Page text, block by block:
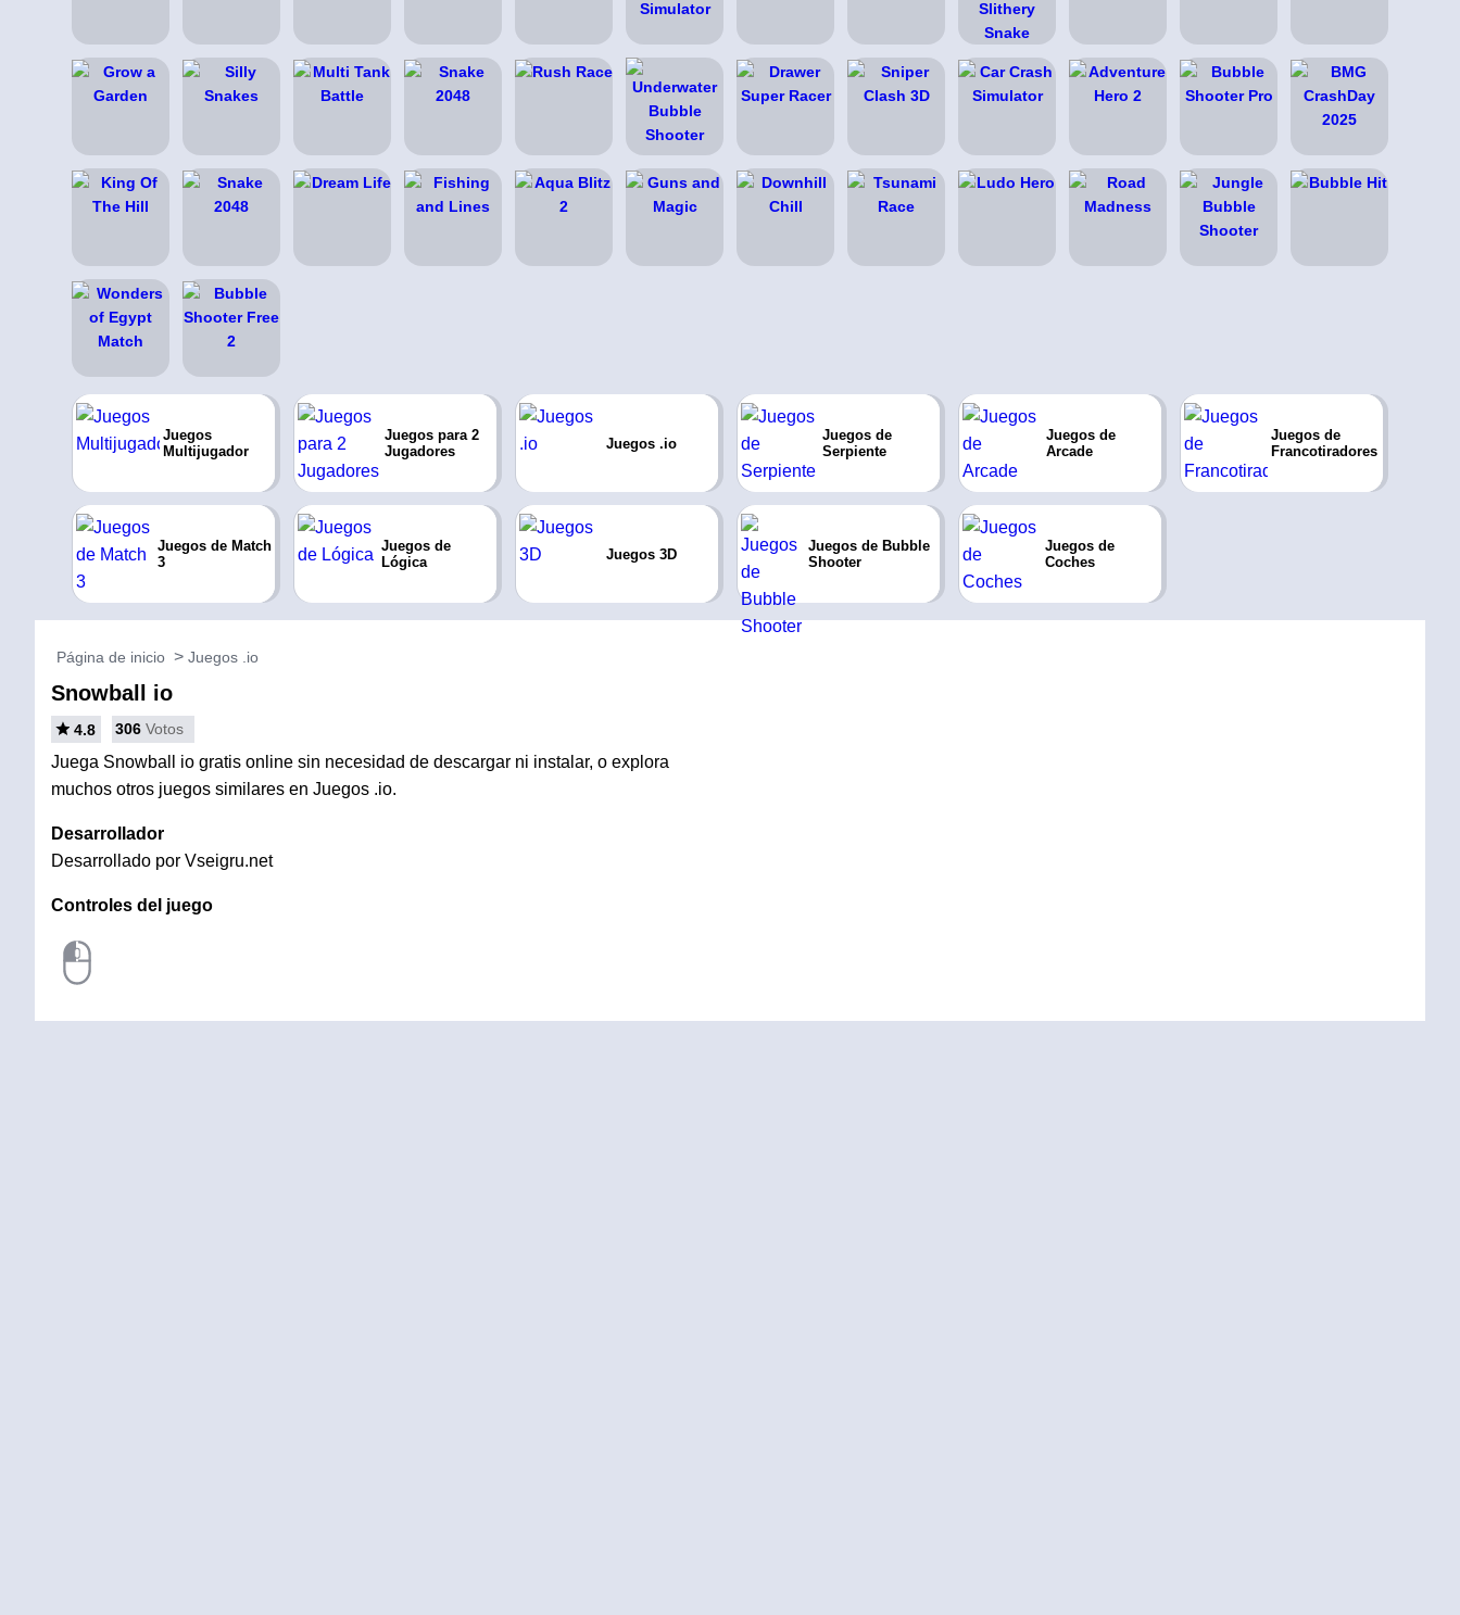
Juegos
Multijugador
Juegos para 2
Jugadores
Juegos .io
Juegos de
Serpiente
Juegos de
Arcade
Juegos de
Francotiradores
Juegos de Match
3
Juegos de
Lógica
Juegos 3D
Juegos de Bubble
Shooter
Juegos de
Coches
Página de inicio Juegos .io
Snowball io
4.8 306 Votos
Juega Snowball io gratis online sin necesidad de descargar ni instalar, o explora
muchos otros juegos similares en Juegos .io.
Desarrollador
Desarrollado por Vseigru.net
Controles del juego